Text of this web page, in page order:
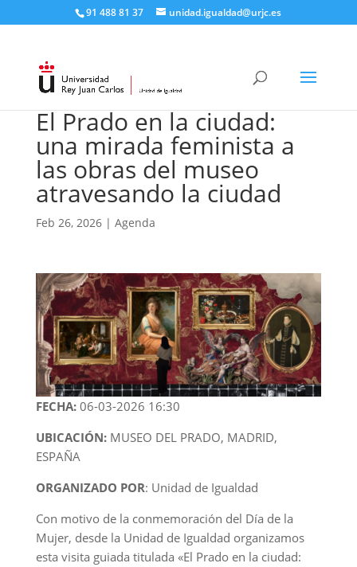
91 488 81 37 unidad.igualdad@urjc.es
El Prado en la ciudad:
una mirada feminista a
las obras del museo
atravesando la ciudad
Feb 26, 2026| Agenda
FECHA:06-03-2026 16:30
UBICACIÓN:MUSEO DEL PRADO, MADRID,
ESPAÑA
ORGANIZADO POR: Unidad de Igualdad
Con motivo de la conmemoración del Día de la
Mujer, desde la Unidad de Igualdad organizamos
esta visita guiada titulada «El Prado en la ciudad: